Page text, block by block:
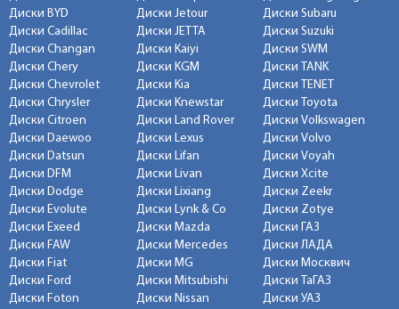
Диски BYD
Диски Cadillac
Диски Changan
Диски Chery
Диски Chevrolet
Диски Chrysler
Диски Citroen
Диски Daewoo
Диски Datsun
Диски DFM
Диски Dodge
Диски Evolute
Диски Exeed
Диски FAW
Диски Fiat
Диски Ford
Диски Foton
Диски Jetour
Диски JETTA
Диски Kaiyi
Диски KGM
Диски Kia
Диски Knewstar
Диски Land Rover
Диски Lexus
Диски Lifan
Диски Livan
Диски Lixiang
Диски Lynk & Co
Диски Mazda
Диски Mercedes
Диски MG
Диски Mitsubishi
Диски Nissan
Диски Subaru
Диски Suzuki
Диски SWM
Диски TANK
Диски TENET
Диски Toyota
Диски Volkswagen
Диски Volvo
Диски Voyah
Диски Xcite
Диски Zeekr
Диски Zotye
Диски ГАЗ
Диски ЛАДА
Диски Москвич
Диски ТаГАЗ
Диски УАЗ